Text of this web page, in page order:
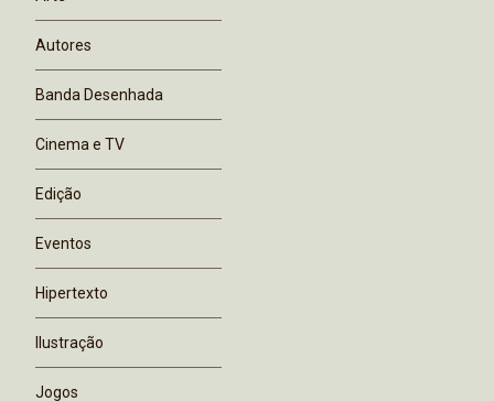
Autores
Banda Desenhada
Cinema e TV
Edição
Eventos
Hipertexto
Ilustração
Jogos